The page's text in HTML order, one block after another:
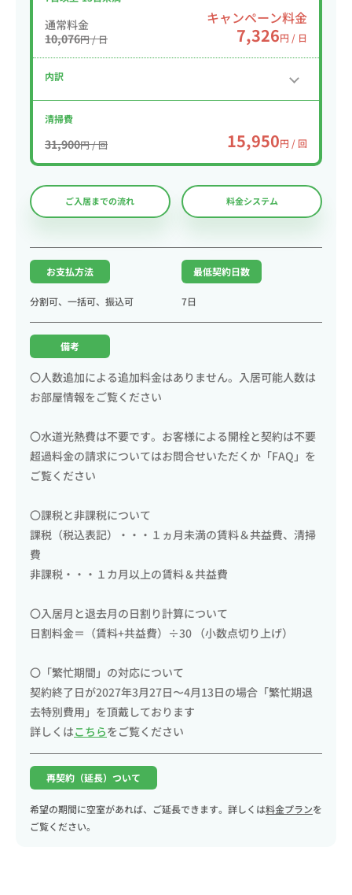
通常料金
10,076円 / 日
キャンペーン料金
7,326円 / 日
内訳
清掃費
31,900円 / 回 15,950円 / 回
ご入居までの流れ 料金システム
お支払方法
分割可、一括可、振込可
最低契約日数
7日
備考
〇人数追加による追加料金はありません。入居可能人数は
お部屋情報をご覧ください
〇水道光熱費は不要です。お客様による開栓と契約は不要
超過料金の請求についてはお問合せいただくか「FAQ」を
ご覧ください
〇課税と非課税について
課税（税込表記）・・・１ヵ月未満の賃料＆共益費、清掃
費
非課税・・・１カ月以上の賃料＆共益費
〇入居月と退去月の日割り計算について
日割料金＝（賃料+共益費）÷30 （小数点切り上げ）
〇「繁忙期間」の対応について
契約終了日が2027年3月27日〜4月13日の場合「繁忙期退
去特別費用」を頂戴しております
詳しくはこちらをご覧ください
再契約（延長）ついて
希望の期間に空室があれば、ご延長できます。詳しくは料金プランを
ご覧ください。